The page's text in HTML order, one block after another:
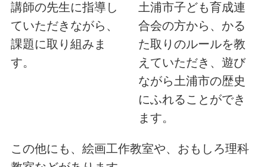
講師の先生に指導し
ていただきながら、
課題に取り組みま
す。
土浦市子ども育成連
合会の方から、かる
た取りのルールを教
えていただき、遊び
ながら土浦市の歴史
にふれることができ
ます。
この他にも、絵画工作教室や、おもしろ理科